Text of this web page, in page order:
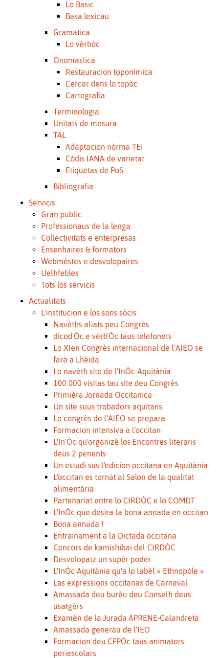
Lo Basic
Basa lexicau
Gramatica
Lo vèrbòc
Onomastica
Restauracion toponimica
Cercar dens lo topòc
Cartografia
Terminologia
Unitats de mesura
TAL
Adaptacion nòrma TEI
Còdis IANA de varietat
Etiquetas de PoS
Bibliografia
Servicis
Gran public
Professionaus de la lenga
Collectivitats e enterpresas
Ensenhaires & formators
Webmèstes e desvolopaires
Uelhfebles
Tots los servicis
Actualitats
L'institucion e los sons sòcis
Navèths aliats peu Congrès
dicod'Òc e vèrb'Òc taus telefonets
Lo XIen Congrès internacional de l'AIEO se
farà a Lhèida
Lo navèth site de l’InÒc-Aquitània
100 000 visitas tau site deu Congrès
Primièra Jornada Occitanica
Un site suus trobadors aquitans
Lo congrès de l'AIEO se prepara
Formacion intensiva a l'occitan
L'In'Òc qu'organizè los Encontres literaris
deus 2 penents
Un estudi sus l'edicion occitana en Aquitània
L'occitan es tornat al Salon de la qualitat
alimentària
Partenariat entre lo CIRDÒC e lo COMDT
L'InÒc que desira la bona annada en occitan
Bona annada !
Entraïnament a la Dictada occitana
Concors de kamishibai del CIRDÒC
Desvolopatz un supèr poder
L'InÒc Aquitània qu'a lo labèl « Ethnopôle »
Las expressions occitanas de Carnaval
Amassada deu burèu deu Conselh deus
usatgèrs
Examèn de la Jurada APRENE-Calandreta
Amassada generau de l'IEO
Formacion deu CFPÒc taus animators
periescolars